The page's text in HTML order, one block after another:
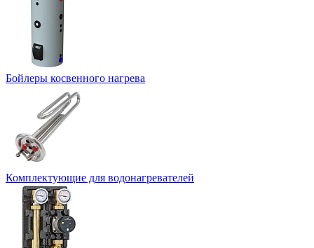
Бойлеры косвенного нагрева
Комплектующие для водонагревателей